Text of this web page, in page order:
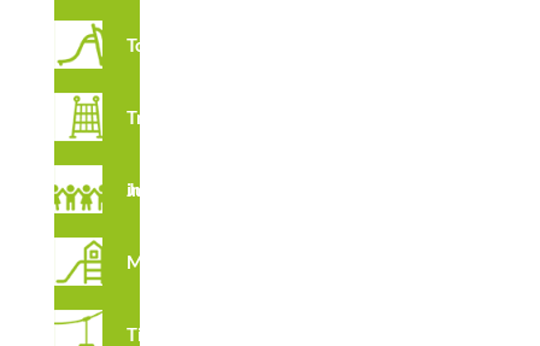
Toboganes
Trepadores
Juegos imaginativos
Multijuegos
Tirolinas